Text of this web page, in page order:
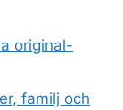
original-
familj och